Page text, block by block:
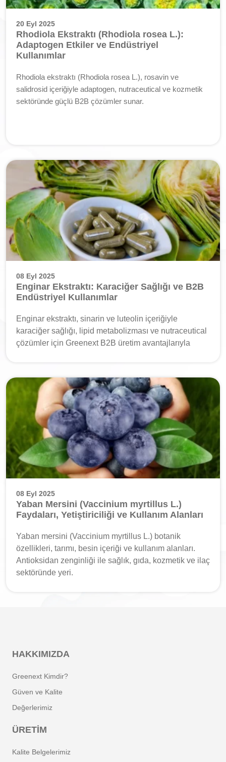
20 Eyl 2025
Rhodiola Ekstraktı (Rhodiola rosea L.):
Adaptogen Etkiler ve Endüstriyel
Kullanımlar
Rhodiola ekstraktı (Rhodiola rosea L.), rosavin ve
salidrosid içeriğiyle adaptogen, nutraceutical ve kozmetik
sektöründe güçlü B2B çözümler sunar.
08 Eyl 2025
Enginar Ekstraktı: Karaciğer Sağlığı ve B2B
Endüstriyel Kullanımlar
Enginar ekstraktı, sinarin ve luteolin içeriğiyle
karaciğer sağlığı, lipid metabolizması ve nutraceutical
çözümler için Greenext B2B üretim avantajlarıyla
08 Eyl 2025
Yaban Mersini (Vaccinium myrtillus L.)
Faydaları, Yetiştiriciliği ve Kullanım Alanları
Yaban mersini (Vaccinium myrtillus L.) botanik
özellikleri, tarımı, besin içeriği ve kullanım alanları.
Antioksidan zenginliği ile sağlık, gıda, kozmetik ve ilaç
sektöründe yeri.
HAKKIMIZDA
Greenext Kimdir?
Güven ve Kalite
Değerlerimiz
ÜRETIM
Kalite Belgelerimiz